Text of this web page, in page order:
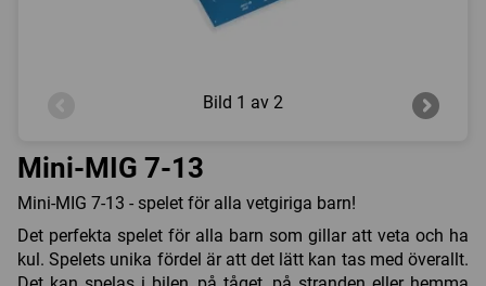
Bild 1 av 2
Mini-MIG 7-13
Mini-MIG 7-13 - spelet för alla vetgiriga barn!
Det perfekta spelet för alla barn som gillar att veta och ha
kul. Spelets unika fördel är att det lätt kan tas med överallt.